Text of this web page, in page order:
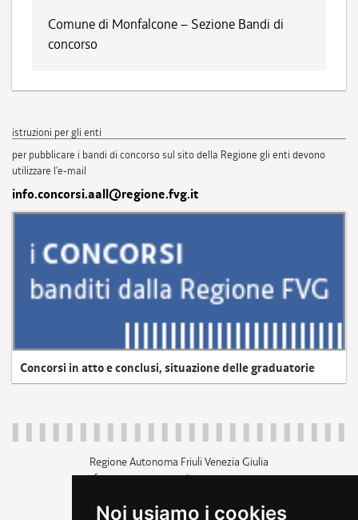
Noi usiamo i cookies
Comune di Monfalcone – Sezione Bandi di
concorso
istruzioni per gli enti
per pubblicare i bandi di concorso sul sito della Regione gli enti devono
utilizzare l'e-mail
info.concorsi.aall@regione.fvg.it
Concorsi in atto e conclusi, situazione delle graduatorie
Regione Autonoma Friuli Venezia Giulia
c.f. 80014930327; p.iva 00526040324
+39 040 3771111